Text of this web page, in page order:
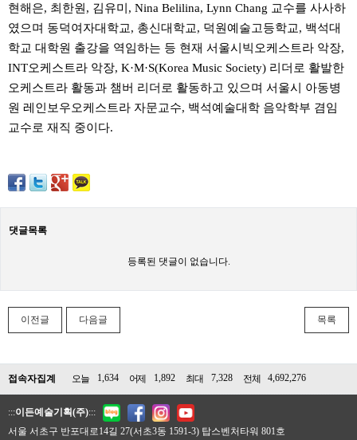
현해은, 최한원, 김유미, Nina Belilina, Lynn Chang 교수를 사사하
였으며 동덕여자대학교, 총신대학교, 덕원예술고등학교, 백석대
학교 대학원 출강을 역임하는 등 현재 서울시빅오케스트라 악장,
INT오케스트라 악장, K·M·S(Korea Music Society) 리더로 활발한
오케스트라 활동과 챔버 리더로 활동하고 있으며 서울시 아동병
원 레인보우오케스트라 자문교수, 백석예술대학 음악학부 겸임
교수로 재직 중이다.
댓글목록
등록된 댓글이 없습니다.
이전글 다음글 목록
접속자집계 오늘 1,634 어제 1,892 최대 7,328 전체 4,692,276
:::이든예술기획(주):::
서울 서초구 반포대로14길 27(서초3동 1591-3) 탑스벤처타워 801호